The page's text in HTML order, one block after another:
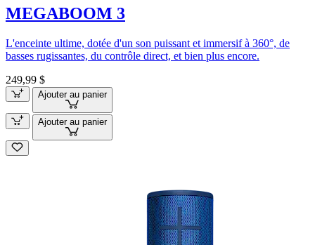
MEGABOOM 3
L'enceinte ultime, dotée d'un son puissant et immersif à 360°, de
basses rugissantes, du contrôle direct, et bien plus encore.
249,99 $
Ajouter au panier
Ajouter au panier